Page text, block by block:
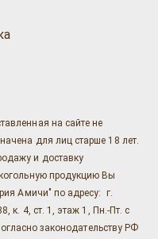
на сайте не
для лиц старше 18 лет.
и доставку
продукцию Вы
Амичи" по адресу: г.
к. 4, ст. 1, этаж 1, Пн.-Пт. с
законодательству РФ